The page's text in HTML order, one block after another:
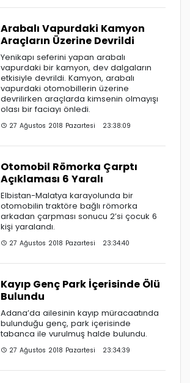
Arabalı Vapurdaki Kamyon
Araçların Üzerine Devrildi
Yenikapı seferini yapan arabalı
vapurdaki bir kamyon, dev dalgaların
etkisiyle devrildi. Kamyon, arabalı
vapurdaki otomobillerin üzerine
devrilirken araçlarda kimsenin olmayışı
olası bir faciayı önledi.
27 Ağustos 2018 Pazartesi 23:38:09
Otomobil Römorka Çarptı
Açıklaması 6 Yaralı
Elbistan-Malatya karayolunda bir
otomobilin traktöre bağlı römorka
arkadan çarpması sonucu 2’si çocuk 6
kişi yaralandı.
27 Ağustos 2018 Pazartesi 23:34:40
Kayıp Genç Park İçerisinde Ölü
Bulundu
Adana’da ailesinin kayıp müracaatında
bulunduğu genç, park içerisinde
tabanca ile vurulmuş halde bulundu.
27 Ağustos 2018 Pazartesi 23:34:39